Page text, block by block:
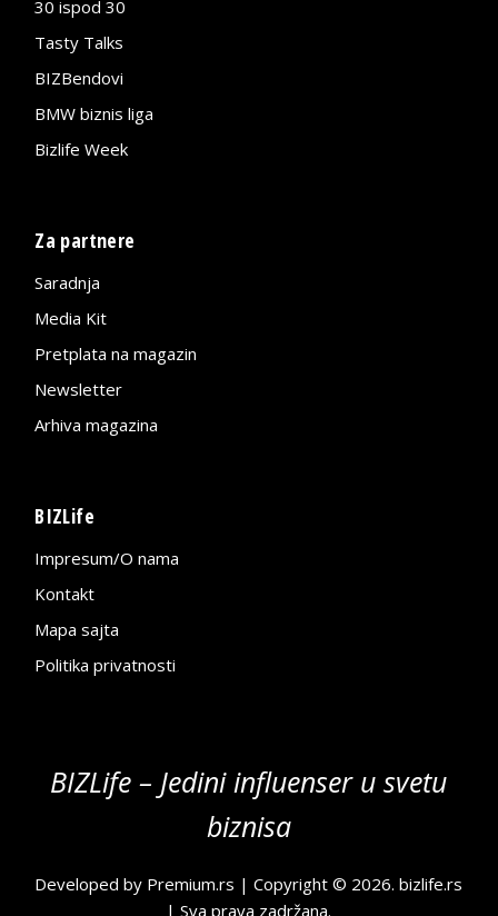
30 ispod 30
Tasty Talks
BIZBendovi
BMW biznis liga
Bizlife Week
Za partnere
Saradnja
Media Kit
Pretplata na magazin
Newsletter
Arhiva magazina
BIZLife
Impresum/O nama
Kontakt
Mapa sajta
Politika privatnosti
BIZLife – Jedini influenser u svetu
biznisa
Developed by Premium.rs | Copyright © 2026.bizlife.rs
| Sva prava zadržana.